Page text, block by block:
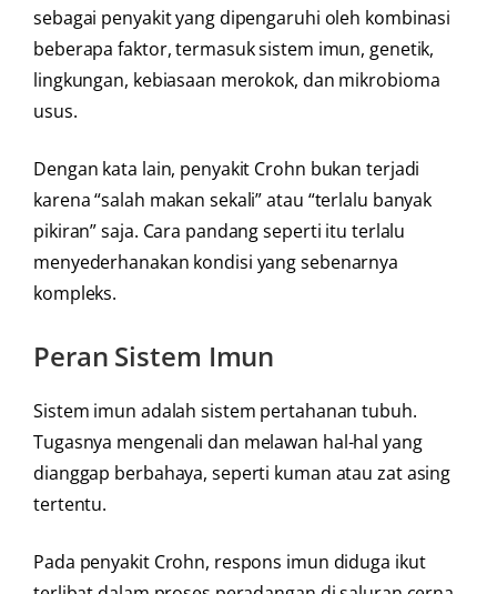
sebagai penyakit yang dipengaruhi oleh kombinasi
beberapa faktor, termasuk sistem imun, genetik,
lingkungan, kebiasaan merokok, dan mikrobioma
usus.
Dengan kata lain, penyakit Crohn bukan terjadi
karena “salah makan sekali” atau “terlalu banyak
pikiran” saja. Cara pandang seperti itu terlalu
menyederhanakan kondisi yang sebenarnya
kompleks.
Peran Sistem Imun
Sistem imun adalah sistem pertahanan tubuh.
Tugasnya mengenali dan melawan hal-hal yang
dianggap berbahaya, seperti kuman atau zat asing
tertentu.
Pada penyakit Crohn, respons imun diduga ikut